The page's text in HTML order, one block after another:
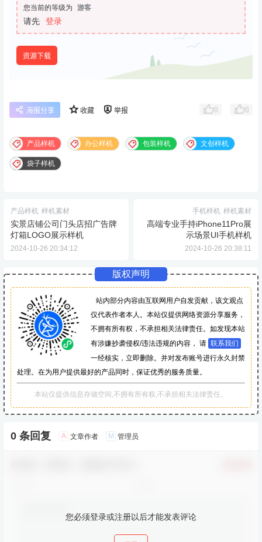
您当前的等级为 游客
请先 登录
资源下载
海报分享 收藏 举报 0 0
产品样机 办公样机 包装样机 文创样机
袋子样机
产品样机 样机素材
实景店铺公司门头店招广告牌
灯箱LOGO展示样机
2024-10-26 20:34:12
手机样机 样机素材
高端专业手持iPhone11Pro展
示场景UI手机样机
2024-10-26 20:38:11
版权声明
站内部分内容由互联网用户自发贡献，该文观点
仅代表作者本人。本站仅提供网络资源分享服务，
不拥有所有权，不承担相关法律责任。如发现本站
有涉嫌抄袭侵权/违法违规的内容， 请 联系我们
一经核实，立即删除。并对发布账号进行永久封禁
处理。在为用户提供最好的产品同时，保证优秀的服务质量。
本站仅提供信息存储空间,不拥有所有权,不承担相关法律责任。
0 条回复 A 文章作者 M 管理员
您必须登录或注册以后才能发表评论